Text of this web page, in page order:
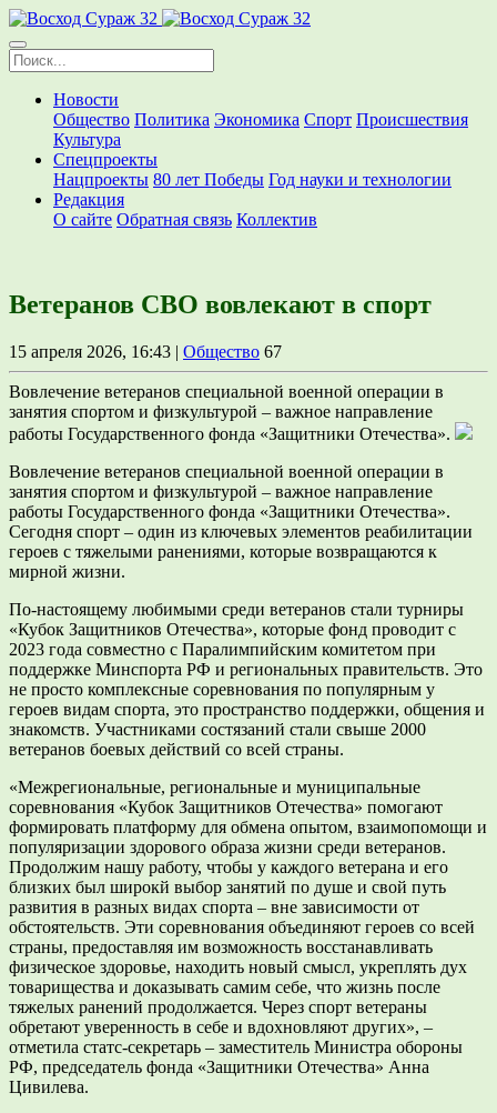
Новости
Общество Политика Экономика Спорт Происшествия
Культура
Спецпроекты
Нацпроекты 80 лет Победы Год науки и технологии
Редакция
О сайте Обратная связь Коллектив
Ветеранов СВО вовлекают в спорт
15 апреля 2026, 16:43 | Общество 67
Вовлечение ветеранов специальной военной операции в
занятия спортом и физкультурой – важное направление
работы Государственного фонда «Защитники Отечества».
Вовлечение ветеранов специальной военной операции в
занятия спортом и физкультурой – важное направление
работы Государственного фонда «Защитники Отечества».
Сегодня спорт – один из ключевых элементов реабилитации
героев с тяжелыми ранениями, которые возвращаются к
мирной жизни.
По-настоящему любимыми среди ветеранов стали турниры
«Кубок Защитников Отечества», которые фонд проводит с
2023 года совместно с Паралимпийским комитетом при
поддержке Минспорта РФ и региональных правительств. Это
не просто комплексные соревнования по популярным у
героев видам спорта, это пространство поддержки, общения и
знакомств. Участниками состязаний стали свыше 2000
ветеранов боевых действий со всей страны.
«Межрегиональные, региональные и муниципальные
соревнования «Кубок Защитников Отечества» помогают
формировать платформу для обмена опытом, взаимопомощи и
популяризации здорового образа жизни среди ветеранов.
Продолжим нашу работу, чтобы у каждого ветерана и его
близких был широкй выбор занятий по душе и свой путь
развития в разных видах спорта – вне зависимости от
обстоятельств. Эти соревнования объединяют героев со всей
страны, предоставляя им возможность восстанавливать
физическое здоровье, находить новый смысл, укреплять дух
товарищества и доказывать самим себе, что жизнь после
тяжелых ранений продолжается. Через спорт ветераны
обретают уверенность в себе и вдохновляют других», –
отметила статс-секретарь – заместитель Министра обороны
РФ, председатель фонда «Защитники Отечества» Анна
Цивилева.